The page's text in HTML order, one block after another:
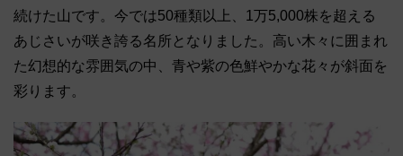
続けた山です。今では50種類以上、1万5,000株を超える
あじさいが咲き誇る名所となりました。高い木々に囲まれ
た幻想的な雰囲気の中、青や紫の色鮮やかな花々が斜面を
彩ります。